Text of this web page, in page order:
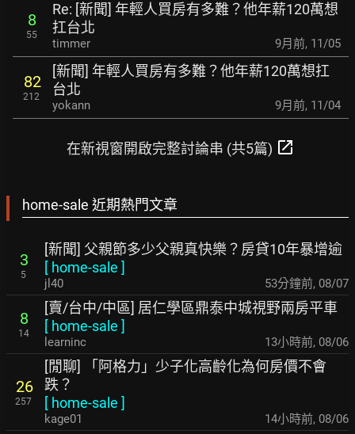
8
55
Re: [新聞] 年輕人買房有多難？他年薪120萬想
扛台北
timmer 9月前, 11/05
82
212
[新聞] 年輕人買房有多難？他年薪120萬想扛
台北
yokann 9月前, 11/04
在新視窗開啟完整討論串 (共5篇) open_in_new
home-sale 近期熱門文章
3
5
[新聞] 父親節多少父親真快樂？房貸10年暴增逾
[ home-sale ]
jl40 53分鐘前, 08/07
8
14
[賣/台中/中區] 居仁學區鼎泰中城視野兩房平車
[ home-sale ]
learninc 13小時前, 08/06
26
257
[閒聊] 「阿格力」少子化高齡化為何房價不會
跌？
[ home-sale ]
kage01 14小時前, 08/06